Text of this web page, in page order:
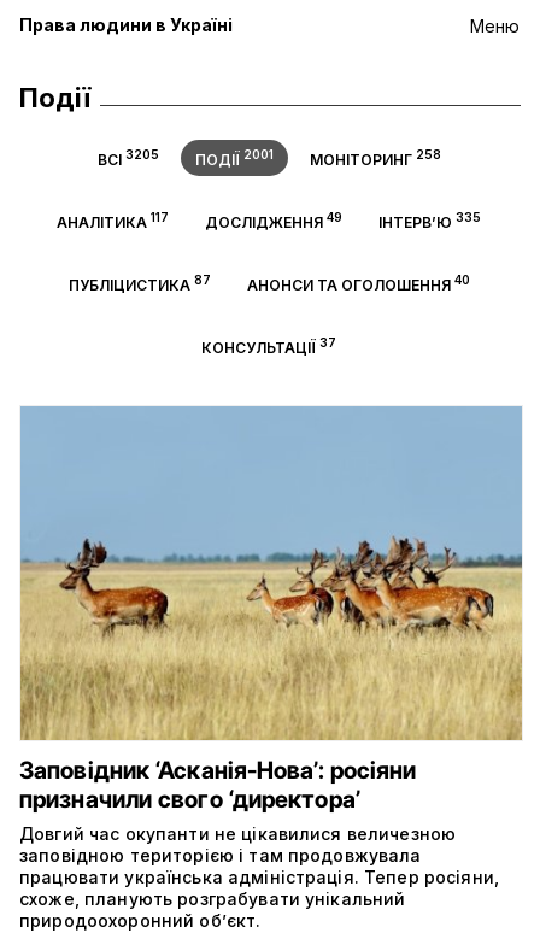
Меню
Права людини в Україні
Події
ВСІ3205 ПОДІЇ2001 МОНІТОРИНГ258
АНАЛІТИКА 117 ДОСЛІДЖЕННЯ 49 ІНТЕРВ’Ю 335
ПУБЛІЦИСТИКА 87 АНОНСИ ТА ОГОЛОШЕННЯ40
КОНСУЛЬТАЦІЇ 37
Заповідник ‘Асканія-Нова’: росіяни
призначили свого ‘директора’
Довгий час окупанти не цікавилися величезною
заповідною територією і там продовжувала
працювати українська адміністрація. Тепер росіяни,
схоже, планують розграбувати унікальний
природоохоронний об’єкт.